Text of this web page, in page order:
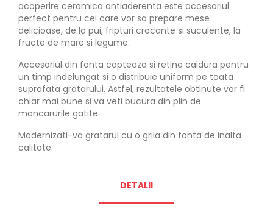
acoperire ceramica antiaderenta este accesoriul
perfect pentru cei care vor sa prepare mese
delicioase, de la pui, fripturi crocante si suculente, la
fructe de mare si legume.
Accesoriul din fonta capteaza si retine caldura pentru
un timp indelungat si o distribuie uniform pe toata
suprafata gratarului. Astfel, rezultatele obtinute vor fi
chiar mai bune si va veti bucura din plin de
mancarurile gatite.
Modernizati-va gratarul cu o grila din fonta de inalta
calitate.
DETALII